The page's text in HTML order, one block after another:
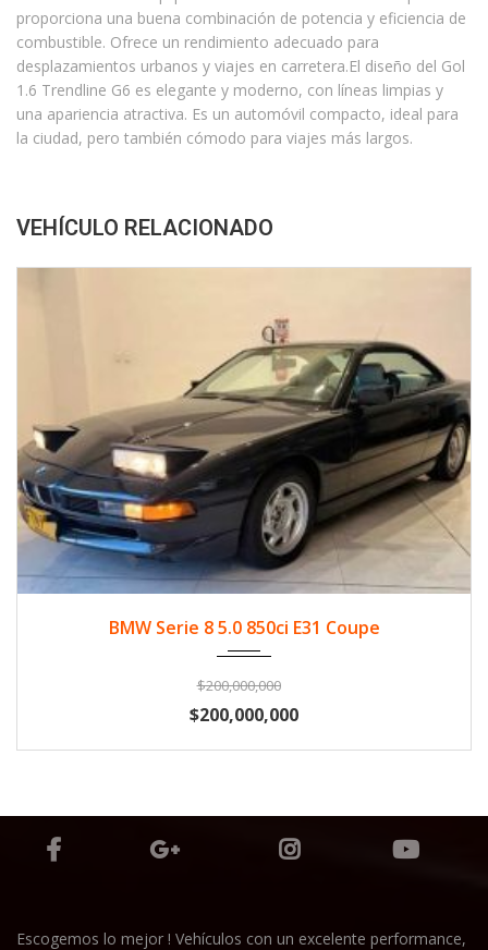
proporciona una buena combinación de potencia y eficiencia de
combustible. Ofrece un rendimiento adecuado para
desplazamientos urbanos y viajes en carretera.El diseño del Gol
1.6 Trendline G6 es elegante y moderno, con líneas limpias y
una apariencia atractiva. Es un automóvil compacto, ideal para
la ciudad, pero también cómodo para viajes más largos.
VEHÍCULO RELACIONADO
BMW Serie 8 5.0 850ci E31 Coupe
$200,000,000
$200,000,000
Escogemos lo mejor ! Vehículos con un excelente performance,